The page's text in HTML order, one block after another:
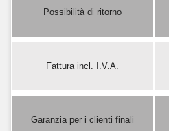
Possibilità di ritorno
Fattura incl. I.V.A.
Garanzia per i clienti finali